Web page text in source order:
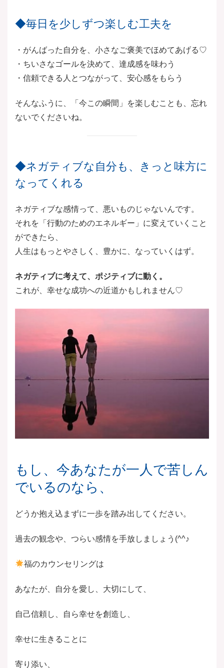
◆毎日を少しずつ楽しむ工夫を
・がんばった自分を、小さなご褒美でほめてあげる♡
・ちいさなゴールを決めて、達成感を味わう
・信頼できる人とつながって、安心感をもらう
そんなふうに、「今この瞬間」を楽しむことも、忘れ
ないでくださいね。
◆ネガティブな自分も、きっと味方に
なってくれる
ネガティブな感情って、悪いものじゃないんです。
それを「行動のためのエネルギー」に変えていくこと
ができたら、
人生はもっとやさしく、豊かに、なっていくはず。
ネガティブに考えて、ポジティブに動く。
これが、幸せな成功への近道かもしれません♡
もし、今あなたが一人で苦しん
でいるのなら、
どうか抱え込まずに一歩を踏み出してください。
過去の観念や、つらい感情を手放しましょう(^^♪
福のカウンセリングは
あなたが、自分を愛し、大切にして、
自己信頼し、自ら幸せを創造し、
幸せに生きることに
寄り添い、